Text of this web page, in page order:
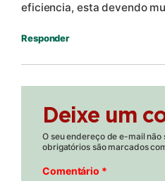
eficiencia, esta devendo
Responder
Deixe um
O seu endereço de e-mail não
obrigatórios são marcados
Comentário *